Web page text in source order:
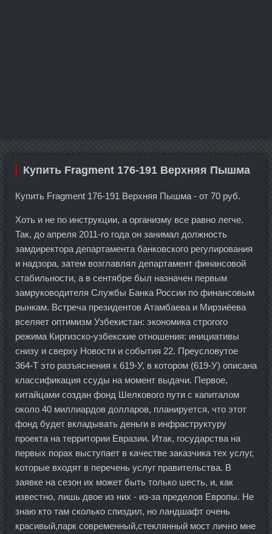
Купить Fragment 176-191 Верхняя Пышма
Купить Fragment 176-191 Верхняя Пышма - от 70 руб.
Хоть и не по инструкции, а организму все равно легче.
Так, до апреля 2011-го года он занимал должность
замдиректора департамента банковского регулирования
и надзора, затем возглавлял департамент финансовой
стабильности, а в сентябре был назначен первым
замруководителя Службы Банка России по финансовым
рынкам. Встреча президентов Атамбаева и Мирзиёева
вселяет оптимизм Узбекистан: экономика строгого
режима Киргизско-узбекские отношения: инициативы
снизу и сверху Новости и события 22. Преусловутое
364-Т это разъяснения к 619-У, в котором (619-У) описана
классификация ссуды на момент выдачи. Первое,
китайцами создан фонд Шелкового пути с капиталом
около 40 миллиардов долларов, планируется, что этот
фонд будет вкладывать деньги в инфраструктуру
проекта на территории Евразии. Итак, государства на
первых порах выступает в качестве заказчика тех услуг,
которые входят в перечень услуг правительства. В
заявке на сезон их может быть только шесть, и, как
известно, лишь двое из них - из-за пределов Европы. Не
знаю кто там сколько спиздил, но ландшафт очень
красивый,парк современный,стеклянный мост лично мне